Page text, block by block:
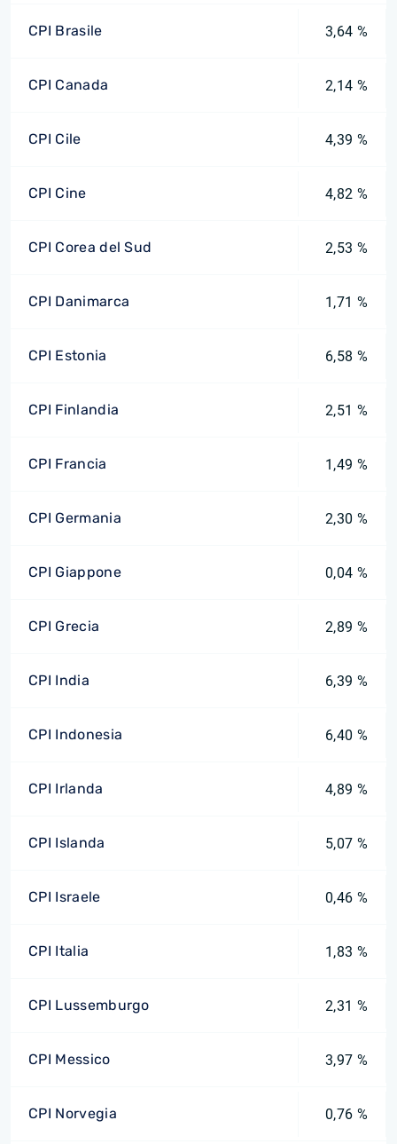
CPI Brasile 3,64 %
CPI Canada 2,14 %
CPI Cile 4,39 %
CPI Cine 4,82 %
CPI Corea del Sud 2,53 %
CPI Danimarca 1,71 %
CPI Estonia 6,58 %
CPI Finlandia 2,51 %
CPI Francia 1,49 %
CPI Germania 2,30 %
CPI Giappone 0,04 %
CPI Grecia 2,89 %
CPI India 6,39 %
CPI Indonesia 6,40 %
CPI Irlanda 4,89 %
CPI Islanda 5,07 %
CPI Israele 0,46 %
CPI Italia 1,83 %
CPI Lussemburgo 2,31 %
CPI Messico 3,97 %
CPI Norvegia 0,76 %